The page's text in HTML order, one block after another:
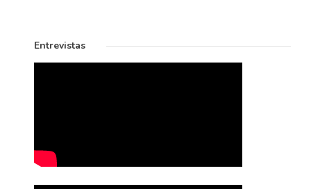
Entrevistas